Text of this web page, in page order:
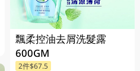
飄柔控油去屑洗髮露
600GM
2件$67.5